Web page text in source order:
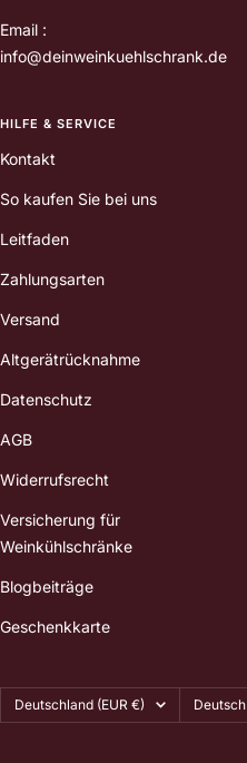
Email :
info@deinweinkuehlschrank.de
HILFE & SERVICE
Kontakt
So kaufen Sie bei uns
Leitfaden
Zahlungsarten
Versand
Altgerätrücknahme
Datenschutz
AGB
Widerrufsrecht
Versicherung für
Weinkühlschränke
Blogbeiträge
Geschenkkarte
Land/Region
Deutschland (EUR €) Sprache
Deutsch